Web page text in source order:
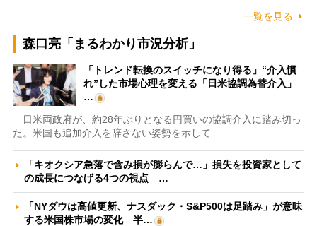
一覧を見る
森口亮「まるわかり市況分析」
「トレンド転換のスイッチになり得る」“介入慣
れ”した市場心理を変える「日米協調為替介入」
…
日米両政府が、約28年ぶりとなる円買いの協調介入に踏み切っ
た。米国も追加介入を辞さない姿勢を示して…
「キオクシア急落で含み損が膨らんで…」損失を投資家として
の成長につなげる4つの視点 …
「NYダウは高値更新、ナスダック・S&P500は足踏み」が意味
する米国株市場の変化 半…